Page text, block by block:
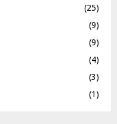
(25)
(9)
(9)
(4)
(3)
(1)